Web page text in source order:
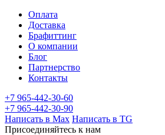
Оплата
Доставка
Брафиттинг
О компании
Блог
Партнерство
Контакты
+7 965-442-30-60
+7 965-442-30-90
Написать в Max Написать в TG
Присоединяйтесь к нам